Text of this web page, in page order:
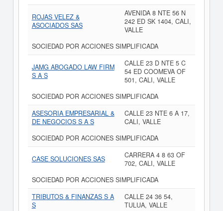
ROJAS VELEZ &
ASOCIADOS SAS
AVENIDA 8 NTE 56 N
242 ED SK 1404, CALI,
VALLE
SOCIEDAD POR ACCIONES SIMPLIFICADA
JAMG ABOGADO LAW FIRM
S A S
CALLE 23 D NTE 5 C
54 ED COOMEVA OF
501, CALI, VALLE
SOCIEDAD POR ACCIONES SIMPLIFICADA
ASESORIA EMPRESARIAL &
DE NEGOCIOS S A S
CALLE 23 NTE 6 A 17,
CALI, VALLE
SOCIEDAD POR ACCIONES SIMPLIFICADA
CASE SOLUCIONES SAS
CARRERA 4 8 63 OF
702, CALI, VALLE
SOCIEDAD POR ACCIONES SIMPLIFICADA
TRIBUTOS & FINANZAS S A
S
CALLE 24 36 54,
TULUA, VALLE